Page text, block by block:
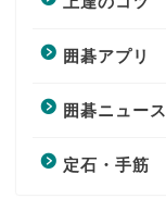
囲碁アプリ
囲碁ニュース
定石・手筋